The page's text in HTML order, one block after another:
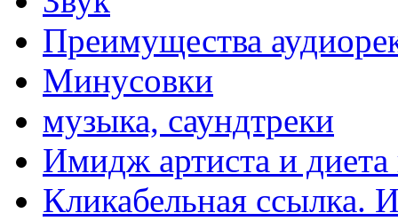
Преимущества
Минусовки
музыка, саундтреки
Имидж артиста и
Кликабельная ссылка.